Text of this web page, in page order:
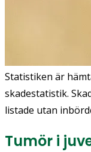
Statistiken är
skadestatistik.
listade utan
Tumör i